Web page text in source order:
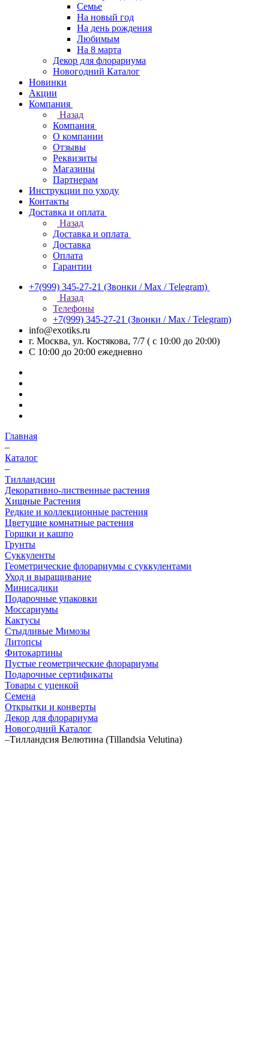
Семье
На новый год
На день рождения
Любимым
На 8 марта
Декор для флорариума
Новогодний Каталог
Новинки
Акции
Компания
Назад
Компания
О компании
Отзывы
Реквизиты
Магазины
Партнерам
Инструкции по уходу
Контакты
Доставка и оплата
Назад
Доставка и оплата
Доставка
Оплата
Гарантии
+7(999) 345-27-21 (Звонки / Max / Telegram)
Назад
Телефоны
+7(999) 345-27-21 (Звонки / Max / Telegram)
info@exotiks.ru
г. Москва, ул. Костякова, 7/7 ( с 10:00 до 20:00)
С 10:00 до 20:00 ежедневно
Главная
–
Каталог
–
Тилландсии
Декоративно-лиственные растения
Хищные Растения
Редкие и коллекционные растения
Цветущие комнатные растения
Горшки и кашпо
Грунты
Суккуленты
Геометрические флорариумы с суккулентами
Уход и выращивание
Минисадики
Подарочные упаковки
Моссариумы
Кактусы
Стыдливые Мимозы
Литопсы
Фитокартины
Пустые геометрические флорариумы
Подарочные сертификаты
Товары с уценкой
Семена
Открытки и конверты
Декор для флорариума
Новогодний Каталог
–Тилландсия Велютина (Tillandsia Velutina)